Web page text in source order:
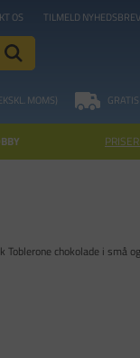
OS TILMELD NYHEDSBREV
MOMS)
Toblerone chokolade i